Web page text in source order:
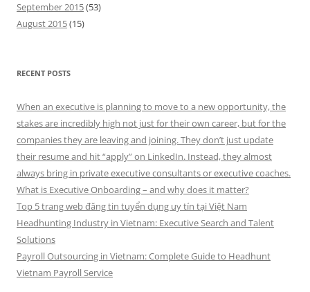
September 2015(53)
August 2015(15)
RECENT POSTS
When an executive is planning to move to a new opportunity, the
stakes are incredibly high not just for their own career, but for the
companies they are leaving and joining. They don’t just update
their resume and hit “apply” on LinkedIn. Instead, they almost
always bring in private executive consultants or executive coaches.
What is Executive Onboarding – and why does it matter?
Top 5 trang web đăng tin tuyển dụng uy tín tại Việt Nam
Headhunting Industry in Vietnam: Executive Search and Talent
Solutions
Payroll Outsourcing in Vietnam: Complete Guide to Headhunt
Vietnam Payroll Service